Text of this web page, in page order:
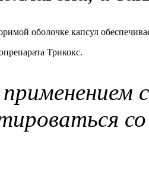
оболочке капсул
Трикокс.